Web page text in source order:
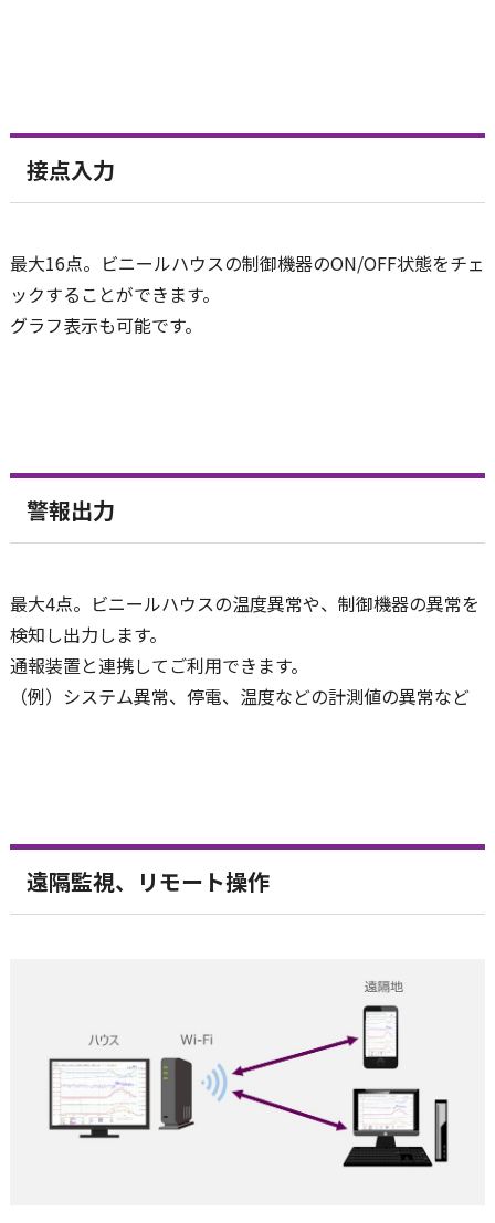
接点入力
最大16点。ビニールハウスの制御機器のON/OFF状態をチェ
ックすることができます。
グラフ表示も可能です。
警報出力
最大4点。ビニールハウスの温度異常や、制御機器の異常を
検知し出力します。
通報装置と連携してご利用できます。
（例）システム異常、停電、温度などの計測値の異常など
遠隔監視、リモート操作